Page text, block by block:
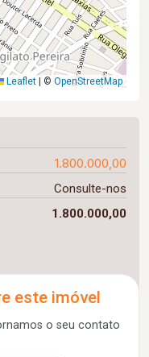
Leaflet © OpenStreetMap
1.800.000,00
Consulte-nos
1.800.000,00
este imóvel
o seu contato